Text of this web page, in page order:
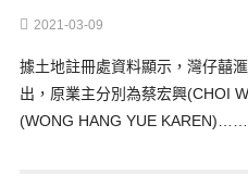
2021-03-09
據土地註冊處資料顯示，灣仔囍
出，原業主分別為蔡宏興(CHOI
(WONG HANG YUE KAREN)……